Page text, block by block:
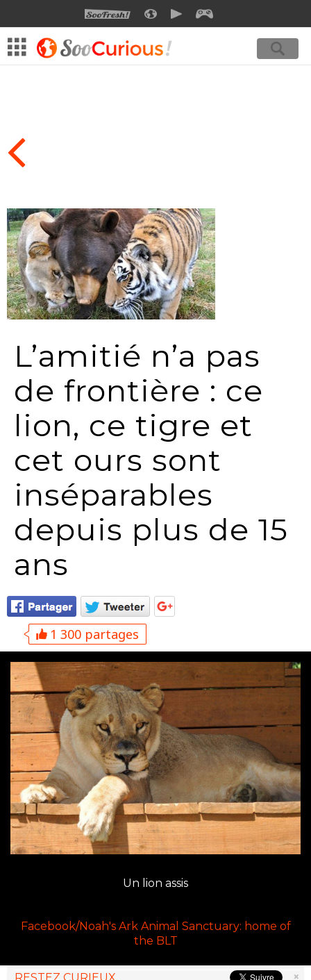
SOOFRESHSOOCURIOUSSOOMOTION
L’amitié n’a pas
de frontière : ce
lion, ce tigre et
cet ours sont
inséparables
depuis plus de 15
ans
1 300 partages
Un lion assis
Facebook/Noah's Ark Animal Sanctuary: home of
the BLT
×